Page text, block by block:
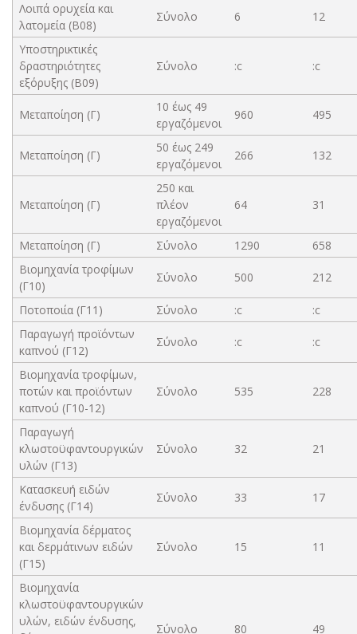
Λοιπά ορυχεία και
λατομεία (B08)
Σύνολο 6 12
Υποστηρικτικές
δραστηριότητες
εξόρυξης (B09)
Σύνολο :c :c
Μεταποίηση (Γ)
10 έως 49
εργαζόμενοι
960 495
Μεταποίηση (Γ)
50 έως 249
εργαζόμενοι
266 132
Μεταποίηση (Γ)
250 και
πλέον
εργαζόμενοι
64 31
Μεταποίηση (Γ) Σύνολο 1290
658
Βιομηχανία τροφίμων
(Γ10)
Σύνολο 500 212
Ποτοποιία (Γ11) Σύνολο :c
:c
Παραγωγή προϊόντων
καπνού (Γ12)
Σύνολο :c :c
Βιομηχανία τροφίμων,
ποτών και προϊόντων
καπνού (Γ10-12)
Σύνολο 535 228
Παραγωγή
κλωστοϋφαντουργικών
υλών (Γ13)
Σύνολο 32 21
Κατασκευή ειδών
ένδυσης (Γ14)
Σύνολο 33 17
Βιομηχανία δέρματος
και δερμάτινων ειδών
(Γ15)
Σύνολο 15 11
Βιομηχανία
κλωστοϋφαντουργικών
υλών, ειδών ένδυσης,
Σύνολο 80 49